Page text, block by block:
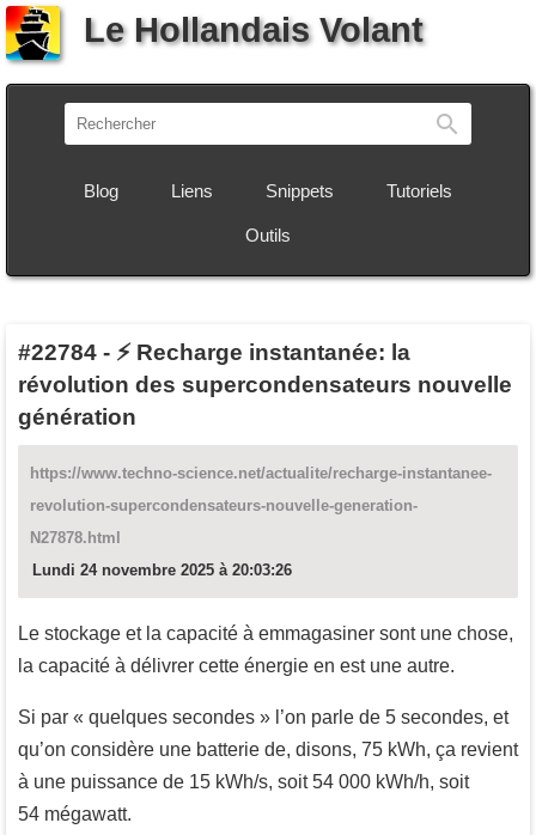
Le Hollandais Volant
Blog Liens Snippets Tutoriels
Outils
#22784 - ⚡ Recharge instantanée: la
révolution des supercondensateurs nouvelle
génération
https://www.techno-science.net/actualite/recharge-instantanee-
revolution-supercondensateurs-nouvelle-generation-
N27878.html
Lundi 24 novembre 2025 à 20:03:26
Le stockage et la capacité à emmagasiner sont une chose,
la capacité à délivrer cette énergie en est une autre.
Si par « quelques secondes » l’on parle de 5 secondes, et
qu’on considère une batterie de, disons, 75 kWh, ça revient
à une puissance de 15 kWh/s, soit 54 000 kWh/h, soit
54 mégawatt.